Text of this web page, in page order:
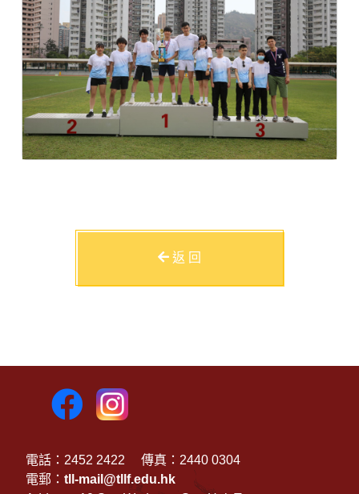
返 回
電話：2452 2422
傳真：2440 0304
電郵： tll-mail@tllf.edu.hk